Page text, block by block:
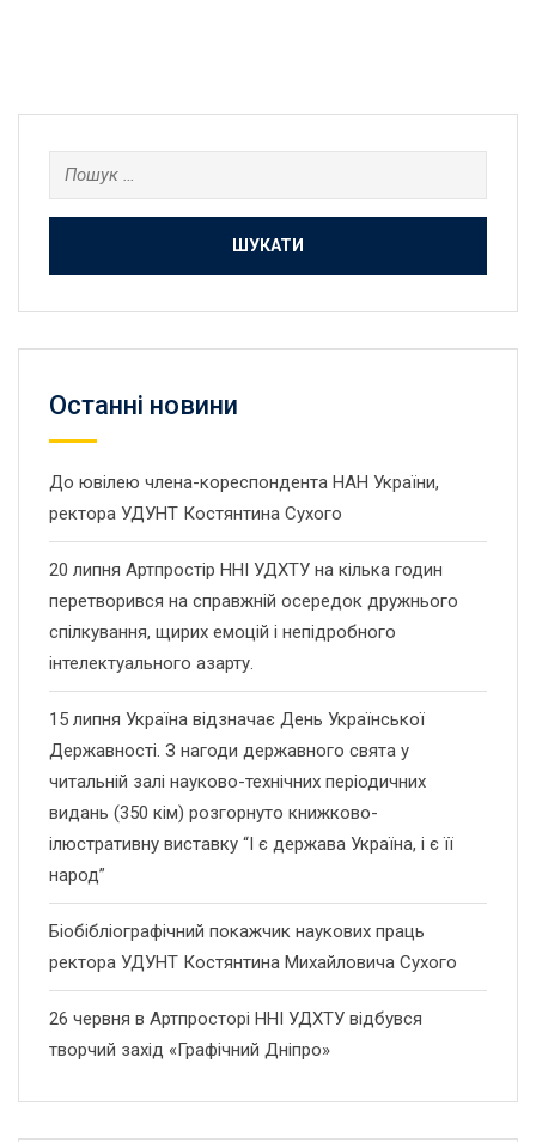
Пошук:
Останнi новини
До ювілею члена-кореспондента НАН України,
ректора УДУНТ Костянтина Сухого
20 липня Артпростір ННІ УДХТУ на кілька годин
перетворився на справжній осередок дружнього
спілкування, щирих емоцій і непідробного
інтелектуального азарту.
15 липня Україна відзначає День Української
Державності. З нагоди державного свята у
читальній залі науково-технічних періодичних
видань (350 кім) розгорнуто книжково-
ілюстративну виставку “І є держава Україна, і є її
народ”
Біобібліографічний покажчик наукових праць
ректора УДУНТ Костянтина Михайловича Сухого
26 червня в Артпросторі ННІ УДХТУ відбувся
творчий захід «Графічний Дніпро»